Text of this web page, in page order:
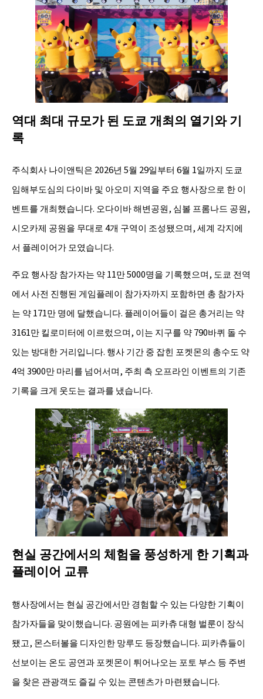
역대 최대 규모가 된 도쿄 개최의 열기와 기
록
주식회사 나이앤틱은 2026년 5월 29일부터 6월 1일까지 도쿄
임해부도심의 다이바 및 아오미 지역을 주요 행사장으로 한 이
벤트를 개최했습니다. 오다이바 해변공원, 심볼 프롬나드 공원,
시오카제 공원을 무대로 4개 구역이 조성됐으며, 세계 각지에
서 플레이어가 모였습니다.
주요 행사장 참가자는 약 11만 5000명을 기록했으며, 도쿄 전역
에서 사전 진행된 게임플레이 참가자까지 포함하면 총 참가자
는 약 171만 명에 달했습니다. 플레이어들이 걸은 총거리는 약
3161만 킬로미터에 이르렀으며, 이는 지구를 약 790바퀴 돌 수
있는 방대한 거리입니다. 행사 기간 중 잡힌 포켓몬의 총수도 약
4억 3900만 마리를 넘어서며, 주최 측 오프라인 이벤트의 기존
기록을 크게 웃도는 결과를 냈습니다.
현실 공간에서의 체험을 풍성하게 한 기획과
플레이어 교류
행사장에서는 현실 공간에서만 경험할 수 있는 다양한 기획이
참가자들을 맞이했습니다. 공원에는 피카츄 대형 벌룬이 장식
됐고, 몬스터볼을 디자인한 망루도 등장했습니다. 피카츄들이
선보이는 온도 공연과 포켓몬이 튀어나오는 포토 부스 등 주변
을 찾은 관광객도 즐길 수 있는 콘텐츠가 마련됐습니다.